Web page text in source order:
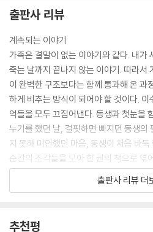
이겠다는 점이 가장 불편하다. 제목만 보
동생 같은 걸 기대하고 바라볼 사람들이
런 자매가 아니다. 내가 좋은 언니인 것은
때 자주 하는 말이다.
“밖에서 사람들이 좋은 언니라고 하지?
이 말에 상처받는 동시에 수긍한다. 편부
는 정보만으로도 나는 어디에서나 괜찮
와 다르게 나는 동생에게 무언가를 양보
운 언니가 아니다.
--- p.196
정말 처음이었다. 동생의 기분을 상상하
심하게 대하는 어른이 되지 말자고 다짐하
출판사 리뷰
계속되는 이야기
가족은 결말이 없는 이야기와 같다. 내가
죽는 날까지 끝나지 않는 이야기. 따라서
이 완벽한 구조보다는 함께 통과해 온 과
하게 비추는 방식이 되어야 할 것이다. 이
억들을 모두 끄집어낸다. 동생과 첫눈을
누기를 했던 날, 걸핏하면 빠지던 동생의
지 못해 미안했던 마음, 동생이 처음 바
순간의 조각들을 모아 한 권의 책으로 엮
래서 책을 덮은 뒤에도 계속될 것만 같다.
서로를 생각하고 있을 수희와 수진의 모
출판사 리뷰 더
추천평